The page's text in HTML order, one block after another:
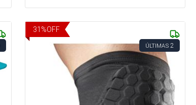
31 %OFF
ÚLTIMAS 2